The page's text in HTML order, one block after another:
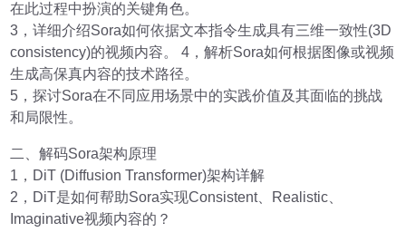
在此过程中扮演的关键角色。
3，详细介绍Sora如何依据文本指令生成具有三维一致性(3D
consistency)的视频内容。 4，解析Sora如何根据图像或视频
生成高保真内容的技术路径。
5，探讨Sora在不同应用场景中的实践价值及其面临的挑战
和局限性。
二、解码Sora架构原理
1，DiT (Diffusion Transformer)架构详解
2，DiT是如何帮助Sora实现Consistent、Realistic、
Imaginative视频内容的？